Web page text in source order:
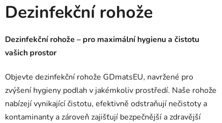
Dezinfekční rohože
Dezinfekční rohože – pro maximální hygienu a čistotu
vašich prostor
Objevte dezinfekční rohože GDmatsEU, navržené pro
zvýšení hygieny podlah v jakémkoliv prostředí. Naše rohože
nabízejí vynikající čistotu, efektivně odstraňují nečistoty a
kontaminanty a zároveň zajišťují bezpečnější a zdravější